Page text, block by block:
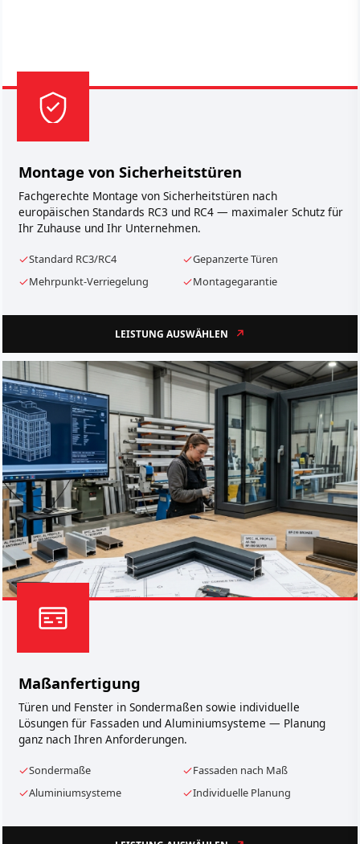
Montage von Sicherheitstüren
Fachgerechte Montage von Sicherheitstüren nach
europäischen Standards RC3 und RC4 — maximaler Schutz für
Ihr Zuhause und Ihr Unternehmen.
Standard RC3/RC4
Gepanzerte Türen
Mehrpunkt-Verriegelung
Montagegarantie
LEISTUNG AUSWÄHLEN
Maßanfertigung
Türen und Fenster in Sondermaßen sowie individuelle
Lösungen für Fassaden und Aluminiumsysteme — Planung
ganz nach Ihren Anforderungen.
Sondermaße
Fassaden nach Maß
Aluminiumsysteme
Individuelle Planung